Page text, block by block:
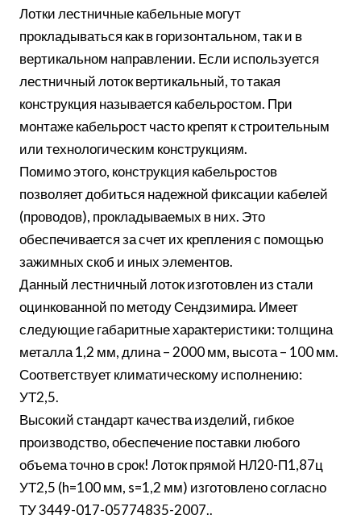
Лотки лестничные кабельные могут
прокладываться как в горизонтальном, так и в
вертикальном направлении. Если используется
лестничный лоток вертикальный, то такая
конструкция называется кабельростом. При
монтаже кабельрост часто крепят к строительным
или технологическим конструкциям.
Помимо этого, конструкция кабельростов
позволяет добиться надежной фиксации кабелей
(проводов), прокладываемых в них. Это
обеспечивается за счет их крепления с помощью
зажимных скоб и иных элементов.
Данный лестничный лоток изготовлен из стали
оцинкованной по методу Сендзимира. Имеет
следующие габаритные характеристики: толщина
металла 1,2 мм, длина – 2000 мм, высота – 100 мм.
Соответствует климатическому исполнению:
УТ2,5.
Высокий стандарт качества изделий, гибкое
производство, обеспечение поставки любого
объема точно в срок! Лоток прямой НЛ20-П1,87ц
УТ2,5 (h=100 мм, s=1,2 мм) изготовлено согласно
ТУ 3449-017-05774835-2007..